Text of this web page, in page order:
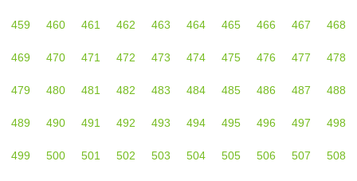
459 460 461 462 463 464 465 466 467 468
469 470 471 472 473 474 475 476 477 478
479 480 481 482 483 484 485 486 487 488
489 490 491 492 493 494 495 496 497 498
499 500 501 502 503 504 505 506 507 508